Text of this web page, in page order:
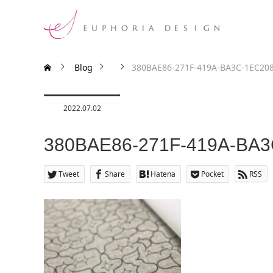
Blog 380BAE86-271F-419A-BA3C-
2022.07.02
380BAE86-271F-419A-
Tweet Share Hatena Pocket RSS